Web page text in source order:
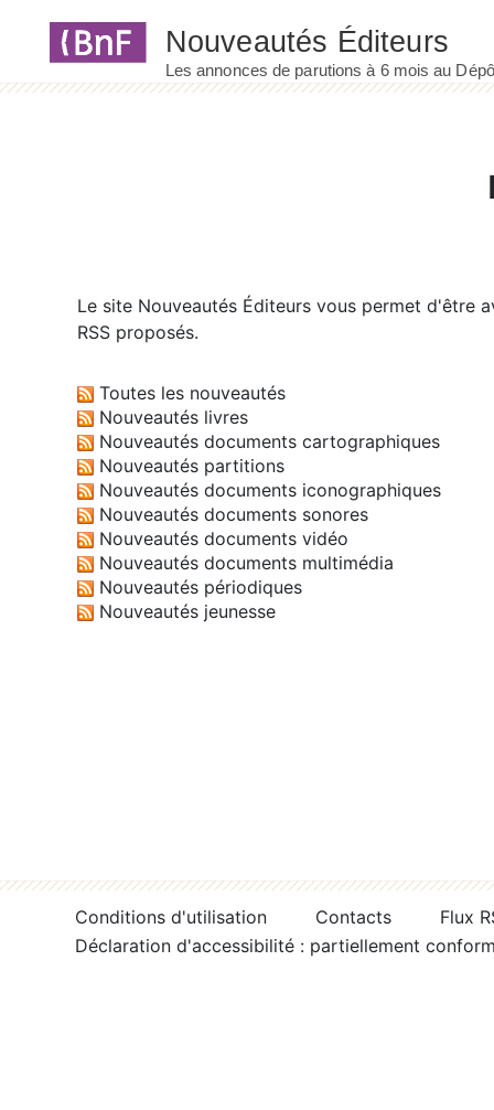
Le site Nouveautés Éditeurs vous permet d'être
RSS proposés.
Toutes les nouveautés
Nouveautés livres
Nouveautés documents cartographiques
Nouveautés partitions
Nouveautés documents iconographiques
Nouveautés documents sonores
Nouveautés documents vidéo
Nouveautés documents multimédia
Nouveautés périodiques
Nouveautés jeunesse
Conditions d'utilisation Contacts
Flux
Déclaration d'accessibilité : partiellement